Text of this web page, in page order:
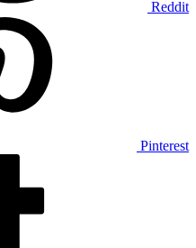
Reddit
Pinterest